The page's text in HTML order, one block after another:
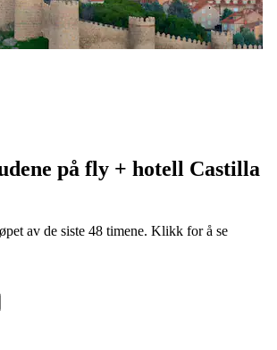
på fly + hotell Castilla
av de siste 48 timene. Klikk for å se